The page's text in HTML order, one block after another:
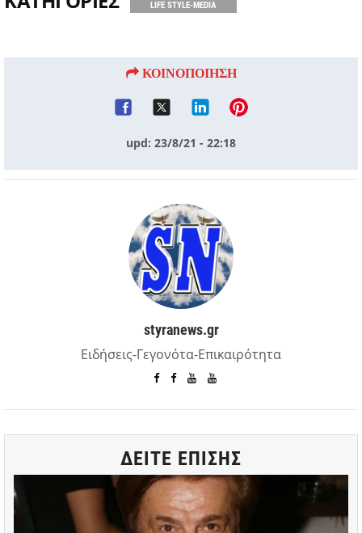
LIFE STYLE-MEDIA
ΚΟΙΝΟΠΟΙΗΣΗ
upd: 23/8/21 - 22:18
styranews.gr
Ειδήσεις-Γεγονότα-Επικαιρότητα
ΔΕΙΤΕ ΕΠΙΣΗΣ